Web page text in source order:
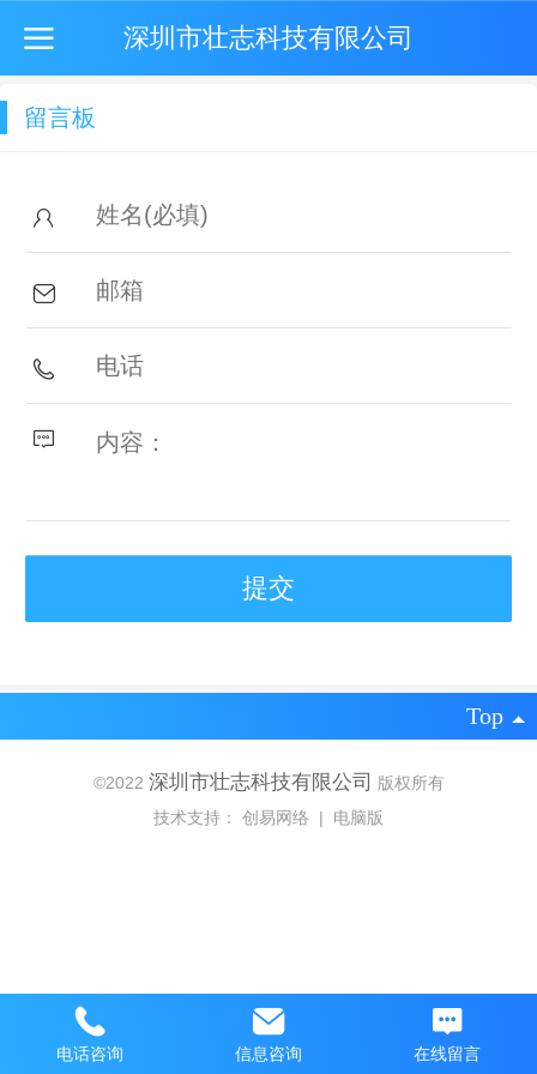
深圳市壮志科技有限公司
留言板
Top
©2022 深圳市壮志科技有限公司
版权所有
技术支持： 创易网络 | 电脑版
电话咨询 信息咨询 在线留言